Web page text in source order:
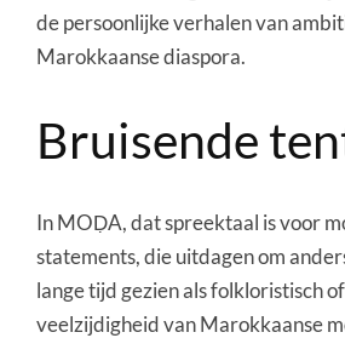
de persoonlijke verhalen van
Marokkaanse diaspora.
Bruisende
In MOḌA, dat spreektaal is voor
statements, die uitdagen om
lange tijd gezien als folkloristisch
veelzijdigheid van Marokkaanse